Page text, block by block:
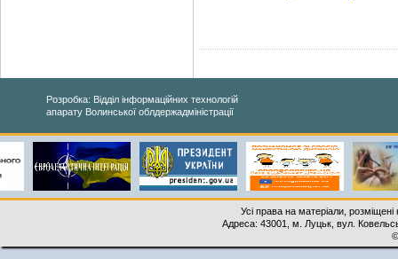
Розробка: Відділ інформаційних технологій
апарату Волинської облдержадміністрації
Усі права на матеріали,
Адреса: 43001, м. Луцьк, вул.